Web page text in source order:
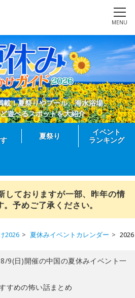
MENU
載！夏祭りやプール、海水浴場、
遊べるスポットを大紹介
夏祭り
イベント
ランキング
しておりますが一部、昨年の情
予めご了承ください。
2026 夏休みイベントカレンダー
9(日)開催の中国の夏休みイベント一
すめの怖い話まとめ